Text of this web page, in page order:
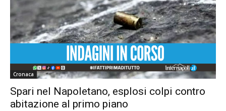
Cronaca
Spari nel Napoletano, esplosi colpi contro
abitazione al primo piano